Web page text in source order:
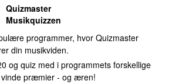
Quizmaster
Musikquizzen
programmer, hvor Quizmaster
din musikviden.
og quiz med i programmets forskellige
præmier - og æren!